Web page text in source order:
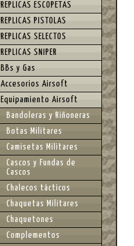
REPLICAS ESCOPETAS
REPLICAS PISTOLAS
REPLICAS SELECTOS
REPLICAS SNIPER
BBs y Gas
Accesorios Airsoft
Equipamiento Airsoft
Bandoleras y Riñoneras
Botas Militares
Camisetas Militares
Cascos y Fundas de
Cascos
Chalecos tácticos
Chaquetas Militares
Chaquetones
Complementos